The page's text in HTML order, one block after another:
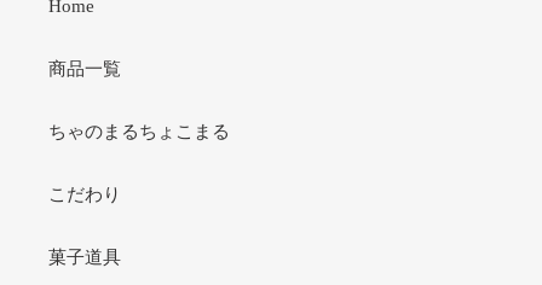
Home
商品一覧
ちゃのまるちょこまる
こだわり
菓子道具